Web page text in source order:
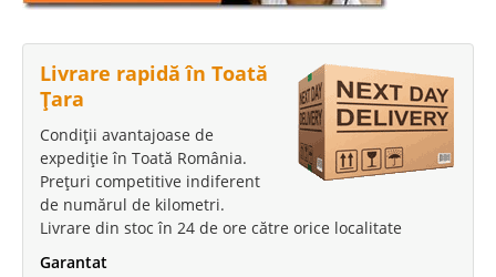
Livrare rapidă în Toată
Țara
Condiții avantajoase de
expediție în Toată România.
Prețuri competitive indiferent
de numărul de kilometri.
Livrare din stoc în 24 de ore către orice localitate
Garantat